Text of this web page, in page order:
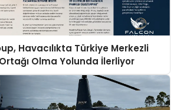
Havacılıkta Türkiye Merkezli
Olma Yolunda İlerliyor